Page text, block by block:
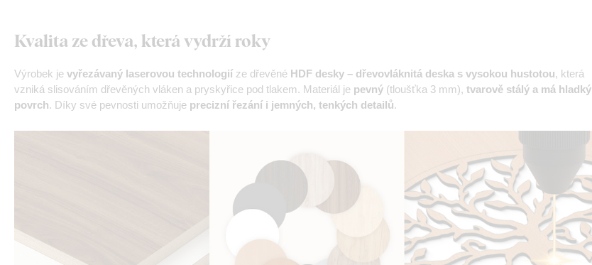
Kvalita ze dřeva, která vydrží roky
Výrobek je vyřezávaný laserovou technologií ze dřevěné HDF desky – dřevovláknitá deska s vysokou hustotou, která
vzniká slisováním dřevěných vláken a pryskyřice pod tlakem. Materiál je pevný (tloušťka 3 mm), tvarově stálý a má hladký
povrch. Díky své pevnosti umožňuje precizní řezání i jemných, tenkých detailů.